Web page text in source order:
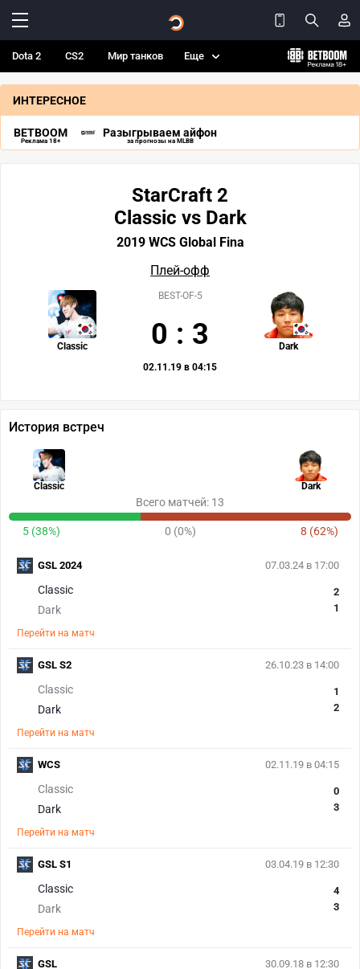
Dota 2 CS2 Мир танков Еще
ИНТЕРЕСНОЕ
BETBOOM
Реклама 18+
Разыгрываем айфон
за прогнозы на MLBB
StarCraft 2
Classic vs Dark
2019 WCS Global Fina
Плей-офф
Classic Dark
BEST-OF-5
0 : 3
02.11.19 в 04:15
История встреч
Classic Dark
Всего матчей: 13
5 (38%) 0 (0%) 8 (62%)
07.03.24 в 17:00
Classic
Dark
2
1
Перейти на матч
GSL 2024
26.10.23 в 14:00
Classic
Dark
1
2
Перейти на матч
GSL S2
02.11.19 в 04:15
Classic
Dark
0
3
Перейти на матч
WCS
03.04.19 в 12:30
Classic
Dark
4
3
Перейти на матч
GSL S1
30.09.18 в 12:30
GSL